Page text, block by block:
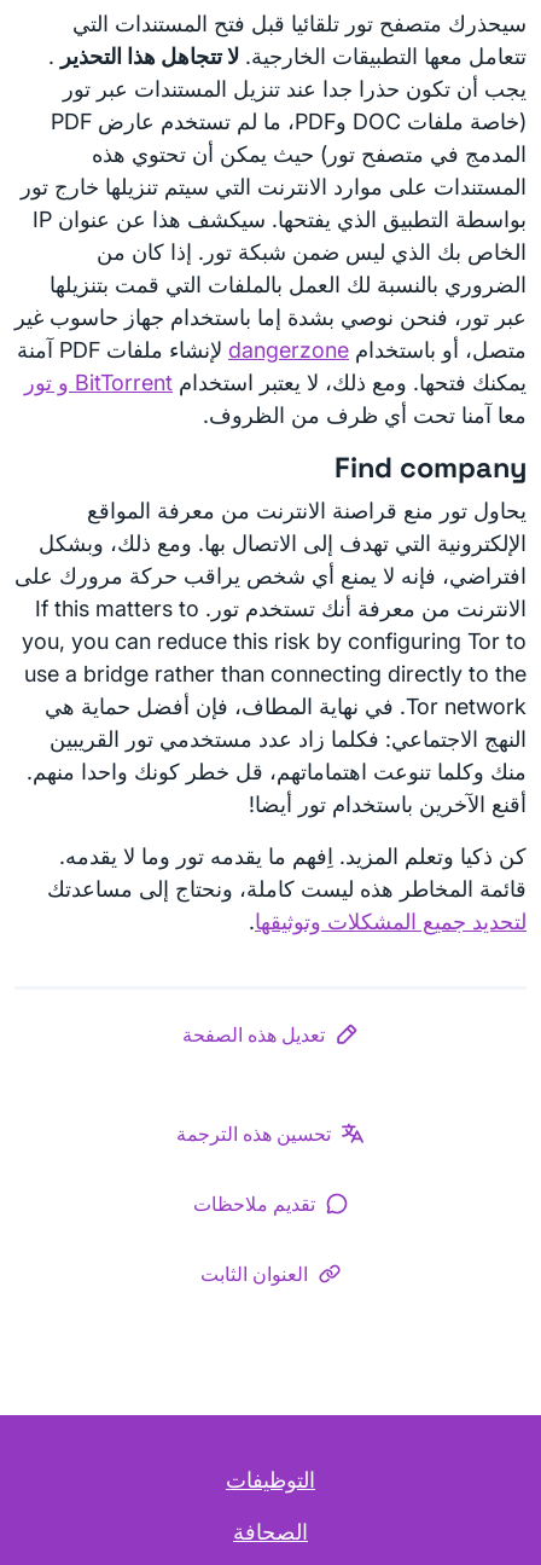
سيحذرك متصفح تور تلقائيا قبل فتح المستندات التي
تتعامل معها التطبيقات الخارجية. لا تتجاهل هذا التحذير .
يجب أن تكون حذرا جدا عند تنزيل المستندات عبر تور
(خاصة ملفات DOC وPDF، ما لم تستخدم عارض PDF
المدمج في متصفح تور) حيث يمكن أن تحتوي هذه
المستندات على موارد الانترنت التي سيتم تنزيلها خارج تور
بواسطة التطبيق الذي يفتحها. سيكشف هذا عن عنوان IP
الخاص بك الذي ليس ضمن شبكة تور. إذا كان من
الضروري بالنسبة لك العمل بالملفات التي قمت بتنزيلها
عبر تور، فنحن نوصي بشدة إما باستخدام جهاز حاسوب غير
متصل، أو باستخدام dangerzone
لإنشاء ملفات PDF آمنة
يمكنك فتحها. ومع ذلك، لا يعتبر استخدام BitTorrent و تور
معا آمنا تحت أي ظرف من الظروف.
Find company
يحاول تور منع قراصنة الانترنت من معرفة المواقع
الإلكترونية التي تهدف إلى الاتصال بها. ومع ذلك، وبشكل
افتراضي، فإنه لا يمنع أي شخص يراقب حركة مرورك على
الانترنت من معرفة أنك تستخدم تور. If this matters to
you, you can reduce this risk by configuring Tor to
use a bridge rather than connecting directly to the
Tor network. في نهاية المطاف، فإن أفضل حماية هي
النهج الاجتماعي: فكلما زاد عدد مستخدمي تور القريبين
منك وكلما تنوعت اهتماماتهم، قل خطر كونك واحدا منهم.
أقنع الآخرين باستخدام تور أيضا!
كن ذكيا وتعلم المزيد. اِفهم ما يقدمه تور وما لا يقدمه.
قائمة المخاطر هذه ليست كاملة، ونحتاج إلى مساعدتك
لتحديد جميع المشكلات وتوثيقها.
تعديل هذه الصفحة
تحسين هذه الترجمة
تقديم ملاحظات
العنوان الثابت
التوظيفات
الصحافة